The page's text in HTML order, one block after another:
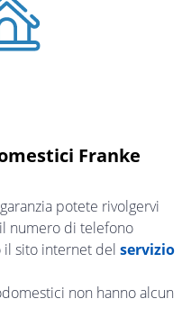
Franke
potete rivolgervi
numero di telefono
il sito internet del servizio
non hanno alcun